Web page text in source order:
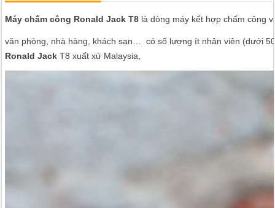
Máy chấm công Ronald Jack T8 là dòng máy kết hợp chấm công
văn phòng, nhà hàng, khách sạn… có số lượng ít nhân viên (dưới
Ronald JackT8 xuất xứ Malaysia,